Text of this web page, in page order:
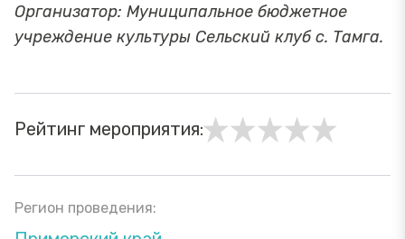
Организатор: Муниципальное бюджетное
учреждение культуры Сельский клуб с. Тамга.
Рейтинг мероприятия:
Регион проведения: